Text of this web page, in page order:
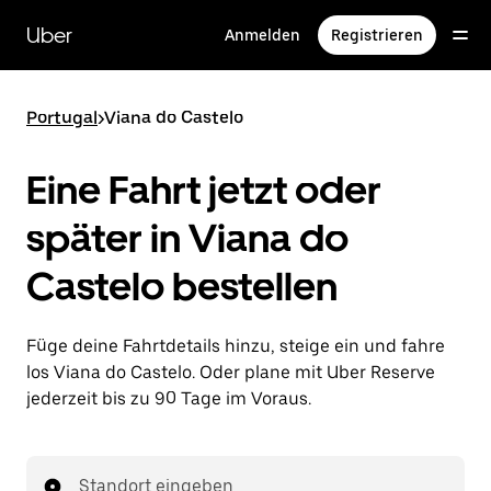
zum
Hauptinhalt
Uber Anmelden Registrieren
Portugal>Viana do Castelo
Eine Fahrt jetzt oder
später in Viana do
Castelo bestellen
Füge deine Fahrtdetails hinzu, steige ein und fahre
los Viana do Castelo. Oder plane mit Uber Reserve
jederzeit bis zu 90 Tage im Voraus.
Standort eingeben